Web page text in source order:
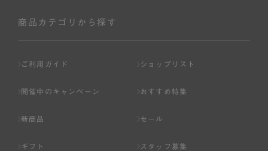
商品カテゴリから探す
ご利用ガイド ショップリスト
開催中のキャンペーン おすすめ特集
新商品 セール
ギフト スタッフ募集